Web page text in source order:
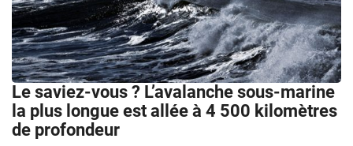
Le saviez-vous ? L’avalanche sous-marine
la plus longue est allée à 4 500 kilomètres
de profondeur